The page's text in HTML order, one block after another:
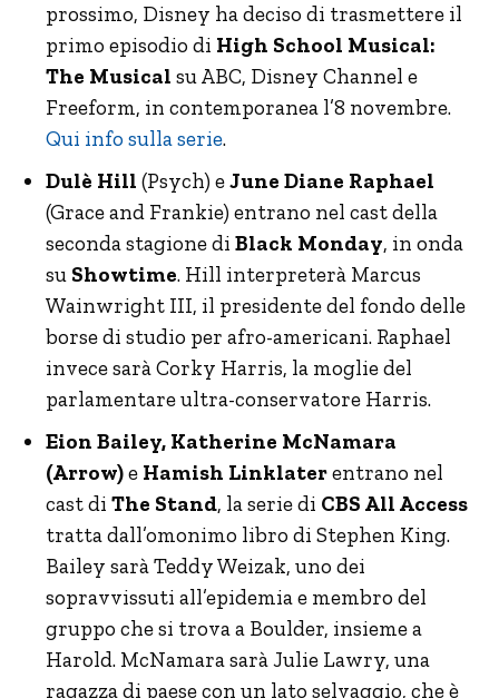
prossimo, Disney ha deciso di trasmettere il
primo episodio di High School Musical:
The Musical su ABC, Disney Channel e
Freeform, in contemporanea l’8 novembre.
Qui info sulla serie.
Dulè Hill (Psych) eJune Diane Raphael
(Grace and Frankie) entrano nel cast della
seconda stagione di Black Monday, in onda
su Showtime. Hill interpreterà Marcus
Wainwright III, il presidente del fondo delle
borse di studio per afro-americani. Raphael
invece sarà Corky Harris, la moglie del
parlamentare ultra-conservatore Harris.
Eion Bailey, Katherine McNamara
(Arrow)e Hamish Linklaterentrano nel
cast di The Stand, la serie di CBS All Access
tratta dall’omonimo libro di Stephen King.
Bailey sarà Teddy Weizak, uno dei
sopravvissuti all’epidemia e membro del
gruppo che si trova a Boulder, insieme a
Harold. McNamara sarà Julie Lawry, una
ragazza di paese con un lato selvaggio, che è